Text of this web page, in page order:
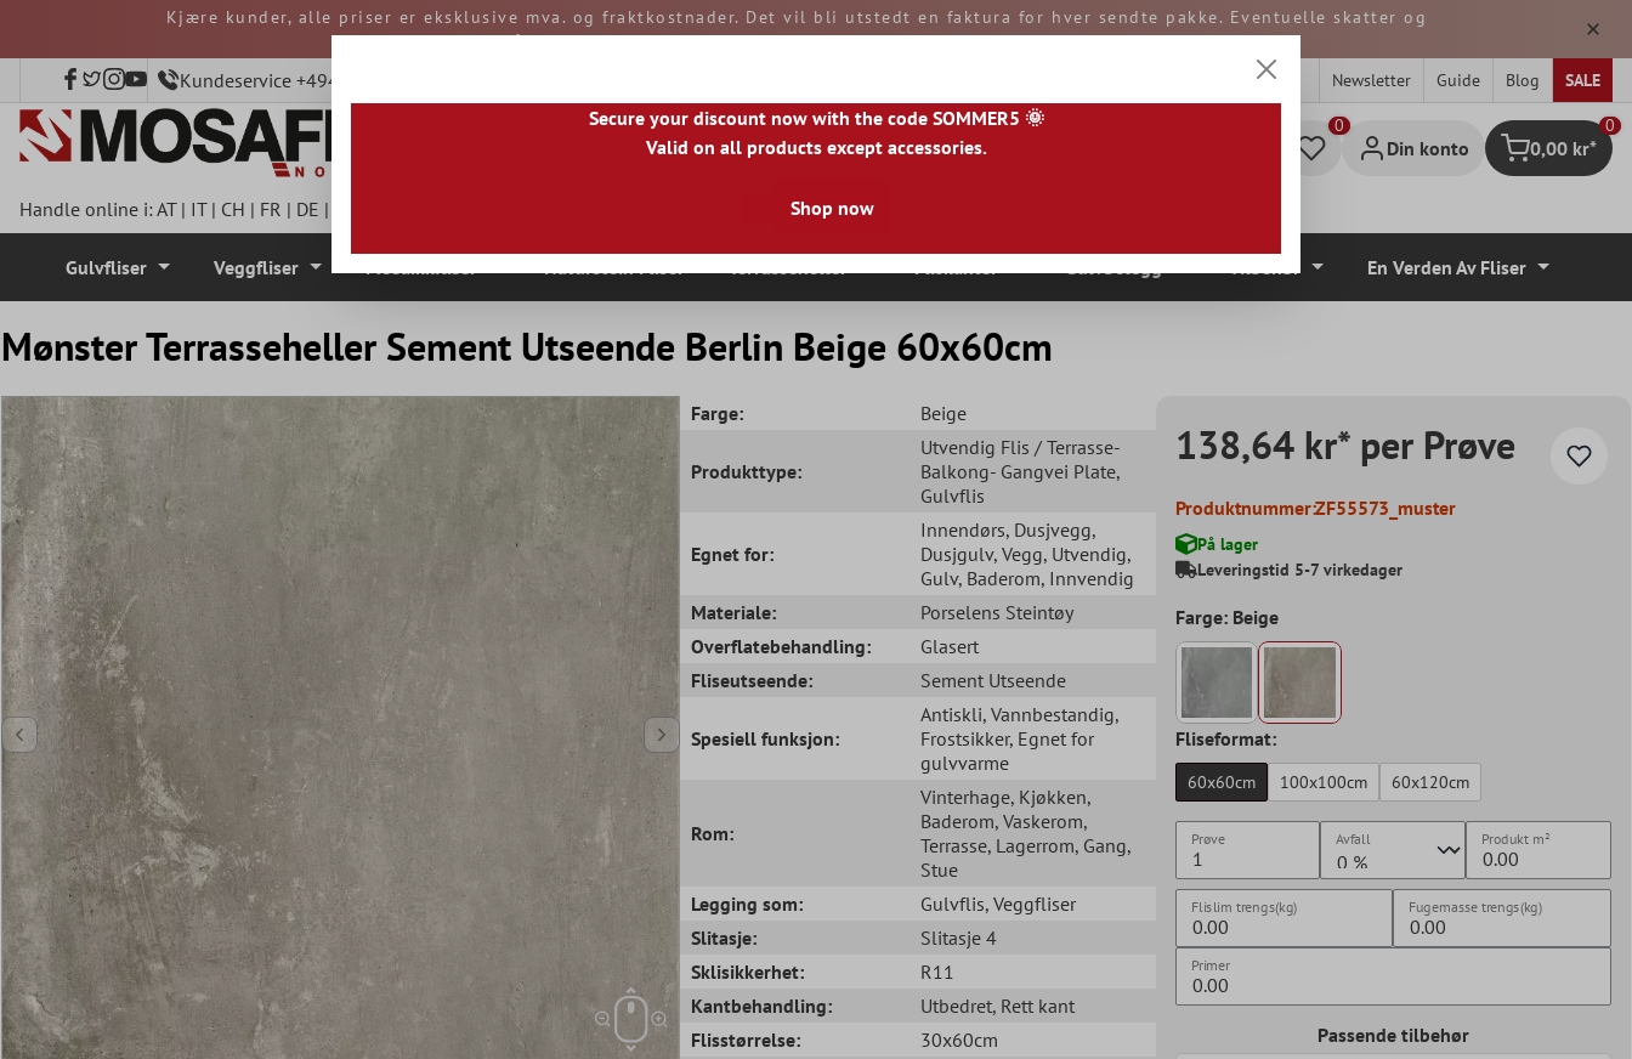
Kjære kunder, alle priser er eksklusive mva. og fraktkostnader. Det vil bli utstedt en faktura for hver sendte pakke. Eventuelle skatter og
avgifter må betales av deg ved mottak av varene. Alle varer sendes fra TYSKLAND.
Kundeservice +4940 797508920 Newsletter Guide Blog SALE
Din konto Handlekurv
0
0,00 kr*
Handle online i:AT| IT| CH | FR | DE | |NO|HU|
Gulvfliser Veggfliser En Verden Av Fliser
Mønster Terrasseheller Sement Utseende Berlin Beige 60x60cm
Farge: Beige
Produkttype:
Utvendig Flis / Terrasse-
Balkong- Gangvei Plate,
Gulvflis
Egnet for:
Innendørs, Dusjvegg,
Dusjgulv, Vegg, Utvendig,
Gulv, Baderom, Innvendig
Materiale:
Porselens Steintøy
Overflatebehandling:
Glasert
Fliseutseende:
Sement Utseende
Spesiell funksjon:
Antiskli, Vannbestandig,
Frostsikker, Egnet for
gulvvarme
Rom:
Vinterhage, Kjøkken,
Baderom, Vaskerom,
Terrasse, Lagerrom, Gang,
Stue
Legging som:
Gulvflis, Veggfliser
Slitasje:
Slitasje 4
Sklisikkerhet:
R11
Kantbehandling:
Utbedret, Rett kant
Flisstørrelse:
30x60cm
138,64 kr* per Prøve
Produktnummer:ZF55573_muster
På lager
Leveringstid 5-7 virkedager
Farge: Beige
Fliseformat:
60x60cm 100x100cm 60x120cm
Prøve Avfall Produkt m²
Flislim trengs(kg) Fugemasse trengs(kg)
Primer
Passende tilbehør
Secure your discount now with the code SOMMER5 🌞
Valid on all products except accessories.
Shop now